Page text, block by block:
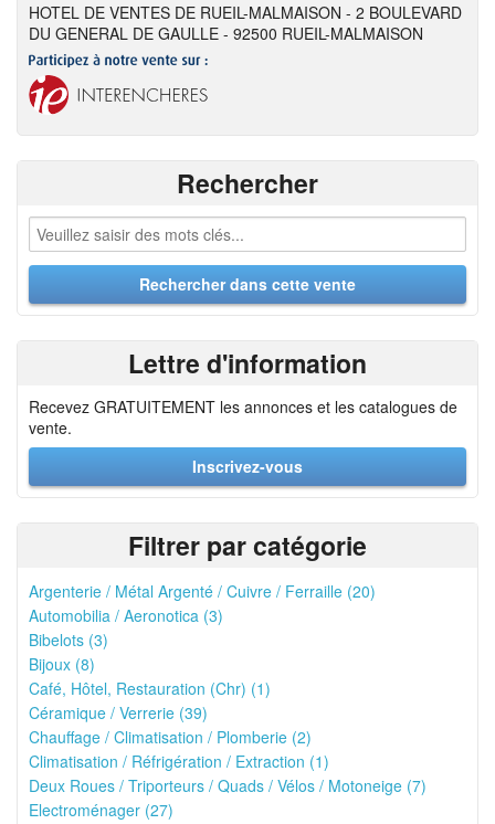
HOTEL DE VENTES DE RUEIL-MALMAISON - 2 BOULEVARD
DU GENERAL DE GAULLE - 92500 RUEIL-MALMAISON
Rechercher
Lettre d'information
Recevez GRATUITEMENT les annonces et les catalogues de
vente.
Inscrivez-vous
Filtrer par catégorie
Argenterie / Métal Argenté / Cuivre / Ferraille (20)
Automobilia / Aeronotica (3)
Bibelots (3)
Bijoux (8)
Café, Hôtel, Restauration (Chr) (1)
Céramique / Verrerie (39)
Chauffage / Climatisation / Plomberie (2)
Climatisation / Réfrigération / Extraction (1)
Deux Roues / Triporteurs / Quads / Vélos / Motoneige (7)
Electroménager (27)